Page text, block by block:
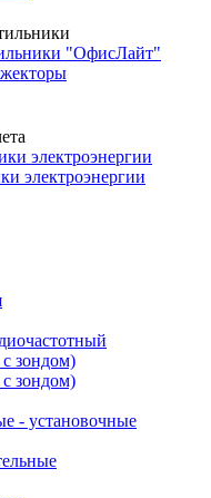
"ОфисЛайт"
электроэнергии
электроэнергии
зондом)
зондом)
- установочные